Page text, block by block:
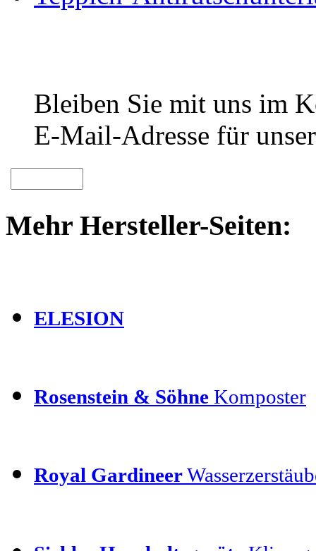
Bleiben Sie mit uns im
E-Mail-Adresse für
Mehr Hersteller-Seiten:
ELESION
Rosenstein & Söhne Komposter
Royal Gardineer